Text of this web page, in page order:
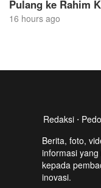
Pulang ke Rahim
16 hours ago
Redaksi⋅
Berita, foto,
informasi
kepada
inovasi.